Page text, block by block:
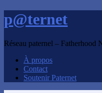
p@ternet
Réseau paternel – Fatherhood
À propos
Contact
Soutenir Paternet